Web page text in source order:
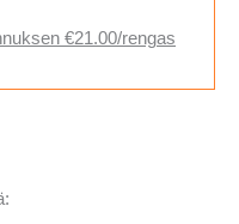
€21.00/rengas